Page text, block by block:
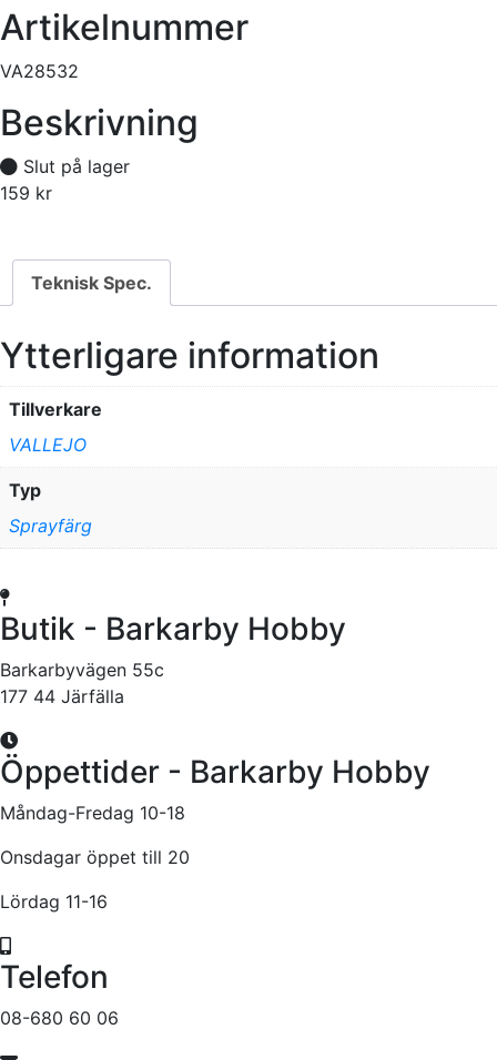
Artikelnummer
VA28532
Beskrivning
Slut på lager
159 kr
Teknisk Spec.
Ytterligare information
Tillverkare
VALLEJO
Typ
Sprayfärg
Butik - Barkarby Hobby
Barkarbyvägen 55c
177 44 Järfälla
Öppettider - Barkarby Hobby
Måndag-Fredag 10-18
Onsdagar öppet till 20
Lördag 11-16
Telefon
08-680 60 06